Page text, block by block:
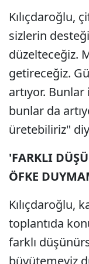
Kılıçdaroğlu,
sizlerin
düzelteceğiz.
getireceğiz.
artıyor.
bunlar da
üretebiliriz"
'FARKLI
ÖFKE
Kılıçdaroğlu,
toplantıda
farklı
büyütemeyiz